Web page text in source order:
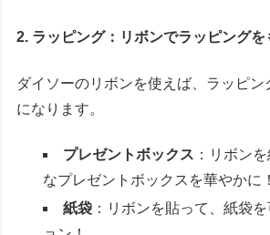
2. ラッピング：リボンでラッピングを
ダイソーのリボンを使えば、ラッピ
になります。
プレゼントボックス ：リボン
なプレゼントボックスを華やかに！
紙袋 ：リボンを貼って、紙袋